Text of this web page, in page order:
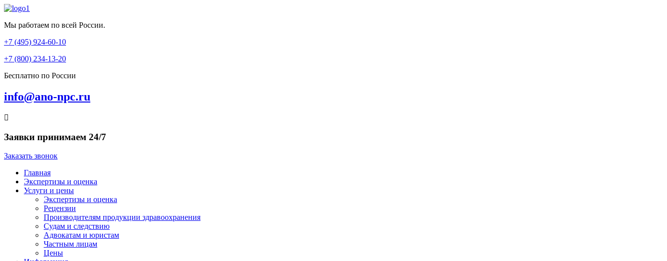
Мы работаем по всей России.
+7 (495) 924-60-10​
+7 (800) 234-13-20​
Бесплатно по России
info@ano-npc.ru
Заявки принимаем 24/7
Заказать звонок
Главная
Экспертизы и оценка
Услуги и цены
Экспертизы и оценка
Рецензии
Производителям продукции здравоохранения
Судам и следствию
Адвокатам и юристам
Частным лицам
Цены